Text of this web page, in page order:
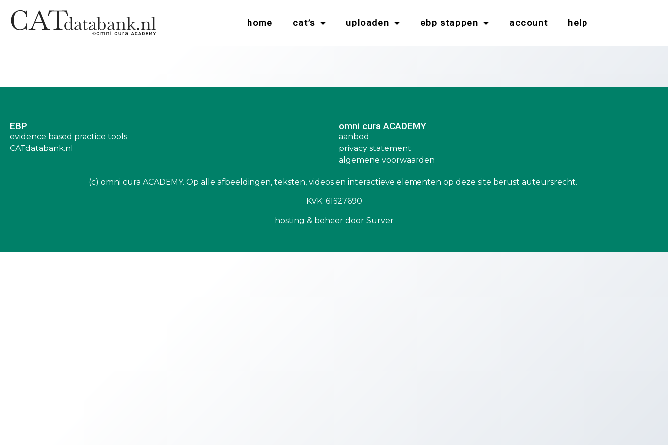
home cat’s uploaden ebp stappen account help
EBP
evidence based practice tools
CATdatabank.nl
omni cura ACADEMY
aanbod
privacy statement
algemene voorwaarden
(c) omni cura ACADEMY. Op alle afbeeldingen, teksten, videos en interactieve elementen op deze site berust auteursrecht.
KVK: 61627690
hosting & beheer door Surver